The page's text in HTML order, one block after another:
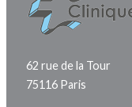
62 rue de la Tour
75116 Paris